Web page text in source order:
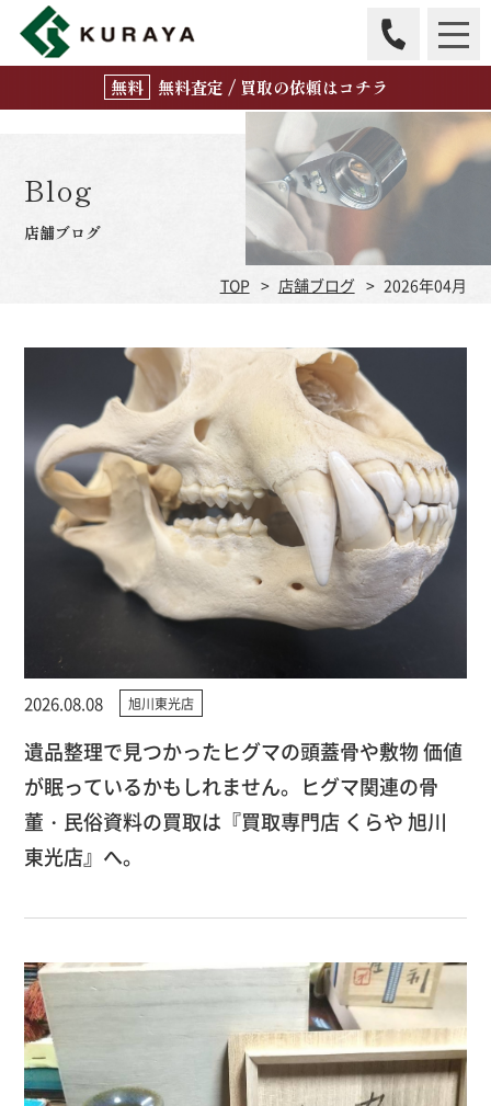
無料査定 / 買取の依頼はコチラ
Blog
店舗ブログ
TOP 店舗ブログ 2026年04月
2026.08.08 旭川東光店
遺品整理で見つかったヒグマの頭蓋骨や敷物 価値
が眠っているかもしれません。ヒグマ関連の骨
董・民俗資料の買取は『買取専門店 くらや 旭川
東光店』へ。